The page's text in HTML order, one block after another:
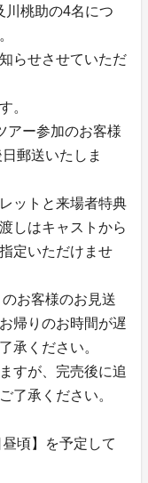
桃助の4名につ
らせさせていただ
。
アー参加のお客様
郵送いたしま
ットと来場者特典
しはキャストから
定いただけませ
お客様のお見送
帰りのお時間が遅
承ください。
すが、完売後に追
了承ください。
頃】を予定して